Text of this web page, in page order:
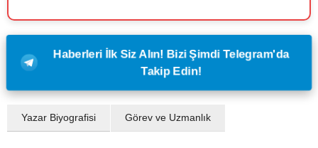
Haberleri İlk Siz Alın! Bizi Şimdi Telegram'da
Takip Edin!
Yazar Biyografisi Görev ve Uzmanlık